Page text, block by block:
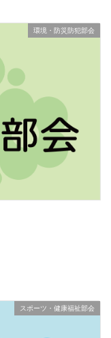
環境・防災防犯部会
スポーツ・健康福祉部会